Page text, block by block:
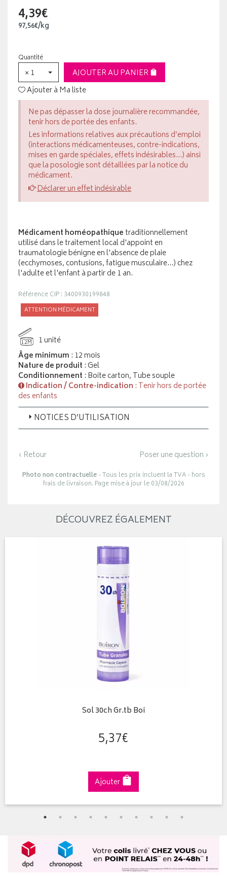
4,39€
97,56€/kg
Quantité
× 1
AJOUTER AU PANIER
Ajouter à Ma liste
Ne pas dépasser la dose journalière recommandée,
tenir hors de portée des enfants.
Les informations relatives aux précautions d’emploi
(interactions médicamenteuses, contre-indications,
mises en garde spéciales, effets indésirables...) ainsi
que la posologie sont détaillées par la notice du
médicament.
Déclarer un effet indésirable
Médicament homéopathique traditionnellement
utilisé dans le traitement local d'appoint en
traumatologie bénigne en l'absence de plaie
(ecchymoses, contusions, fatigue musculaire...) chez
l'adulte et l'enfant à partir de 1 an.
Référence CIP : 3400930199848
ATTENTION MÉDICAMENT
12M
1 unité
Âge minimum : 12 mois
Nature de produit : Gel
Conditionnement : Boite carton, Tube souple
Indication / Contre-indication : Tenir hors de portée
des enfants
NOTICES D’UTILISATION
‹ Retour Poser une question ›
Photo non contractuelle- Tous les prix incluent la TVA - hors
frais de livraison. Page mise à jour le 03/08/2026
DÉCOUVREZ ÉGALEMENT
Sol 30ch Gr.tb Boi
5,37€
Ajouter